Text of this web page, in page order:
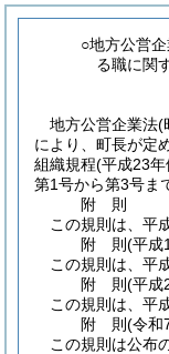
○地方公営
る職に関
地方公営企業法(
により、町長が定
組織規程(平成23
第1号から第3号ま
附 則
この規則は、平
附 則(平成
この規則は、平
附 則(平成
この規則は、平
附 則(令和
この規則は公布